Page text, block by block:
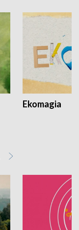
Ekomagia